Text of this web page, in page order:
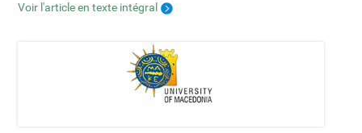
Voir l'article en texte intégral